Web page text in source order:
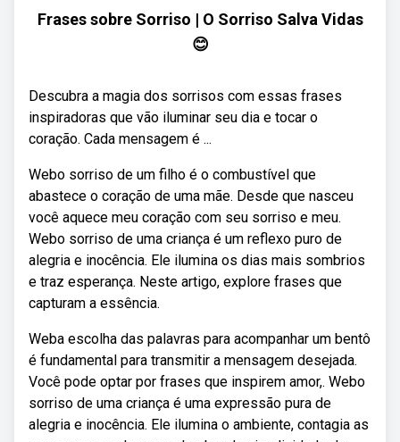
Frases sobre Sorriso | O Sorriso Salva Vidas
😊
Descubra a magia dos sorrisos com essas frases
inspiradoras que vão iluminar seu dia e tocar o
coração. Cada mensagem é ...
Webo sorriso de um filho é o combustível que
abastece o coração de uma mãe. Desde que nasceu
você aquece meu coração com seu sorriso e meu.
Webo sorriso de uma criança é um reflexo puro de
alegria e inocência. Ele ilumina os dias mais sombrios
e traz esperança. Neste artigo, explore frases que
capturam a essência.
Weba escolha das palavras para acompanhar um bentô
é fundamental para transmitir a mensagem desejada.
Você pode optar por frases que inspirem amor,. Webo
sorriso de uma criança é uma expressão pura de
alegria e inocência. Ele ilumina o ambiente, contagia as